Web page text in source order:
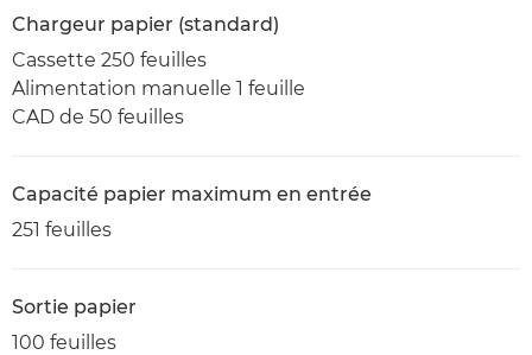
Chargeur papier (standard)
Cassette 250 feuilles
Alimentation manuelle 1 feuille
CAD de 50 feuilles
Capacité papier maximum en entrée
251 feuilles
Sortie papier
100 feuilles